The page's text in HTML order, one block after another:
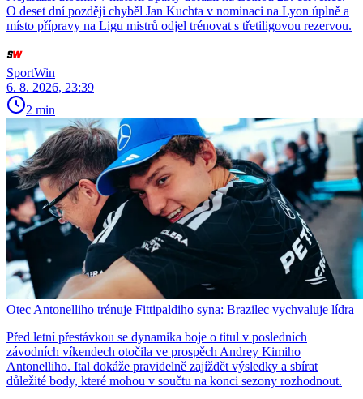
O deset dní později chyběl Jan Kuchta v nominaci na Lyon úplně a
místo přípravy na Ligu mistrů odjel trénovat s třetiligovou rezervou.
SportWin
6. 8. 2026, 23:39
2 min
Otec Antonelliho trénuje Fittipaldiho syna: Brazilec vychvaluje lídra
Před letní přestávkou se dynamika boje o titul v posledních
závodních víkendech otočila ve prospěch Andrey Kimiho
Antonelliho. Ital dokáže pravidelně zajíždět výsledky a sbírat
důležité body, které mohou v součtu na konci sezony rozhodnout.